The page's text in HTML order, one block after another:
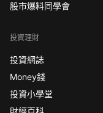
股市爆料同學會
投資理財
投資網誌
Money錢
投資小學堂
財經百科